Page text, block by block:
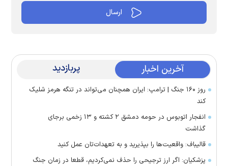
آخرین اخبار پربازدید
روز ۱۶۰ جنگ | ترامپ: ایران همچنان می‌تواند در تنگه هرمز شلیک
کند
انفجار اتوبوس در حومه دمشق ۲ کشته و ۱۳ زخمی برجای
گذاشت
قالیباف: واقعیت‌ها را بپذیرید و به تعهدات‌تان عمل کنید
پزشکیان: اگر ارز ترجیحی را حذف نمی‌کردیم، قطعا در زمان جنگ